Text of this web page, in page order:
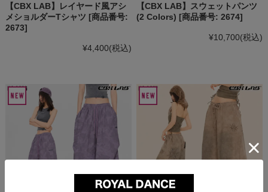
【CBX LAB】レイヤード風アシ
メショルダーTシャツ [商品番号:
2673]
¥4,400(税込)
【CBX LAB】スウェットパンツ
(2 Colors) [商品番号: 2674]
¥10,700(税込)